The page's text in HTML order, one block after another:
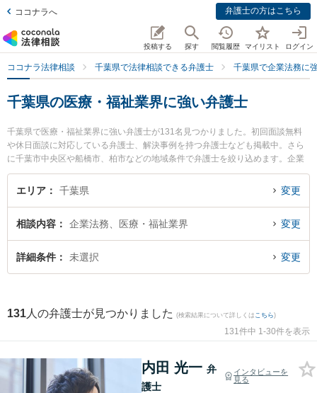
ココナラへ 弁護士の方はこちら
投稿する 探す 閲覧履歴 マイリスト ログイン
ココナラ法律相談 千葉県で法律相談できる弁護士 千葉県で企業法務に
千葉県の医療・福祉業界に強い弁護士
千葉県で医療・福祉業界に強い弁護士が131名見つかりました。初回面談無料
や休日面談に対応している弁護士、解決事例を持つ弁護士なども掲載中。さら
に千葉市中央区や船橋市、柏市などの地域条件で弁護士を絞り込めます。企業
法務に関係する顧問弁護士契約や契約書作成・リーガルチェック、雇用契約
書・就業規則作成等の細かな分野での絞り込み検索もでき便利です。特に東京
ル情報や弁護士費用、強みなどが注目されています。『千葉県で土日や夜間に
発生した医療・福祉業界のトラブルを今すぐに弁護士に相談したい』『医療・
福祉業界のトラブル解決の実績豊富な近くの弁護士を検索したい』『初回相談
エリア 千葉県 変更
相談内容 企業法務、医療・福祉業界 変更
詳細条件 未選択 変更
131 人の弁護士が見つかりました (検索結果について詳しくは こちら)
131件中 1-30件を表示
内田 光一 弁
護士
インタビューを
見る